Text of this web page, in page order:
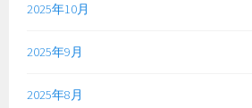
2025年10月
2025年9月
2025年8月